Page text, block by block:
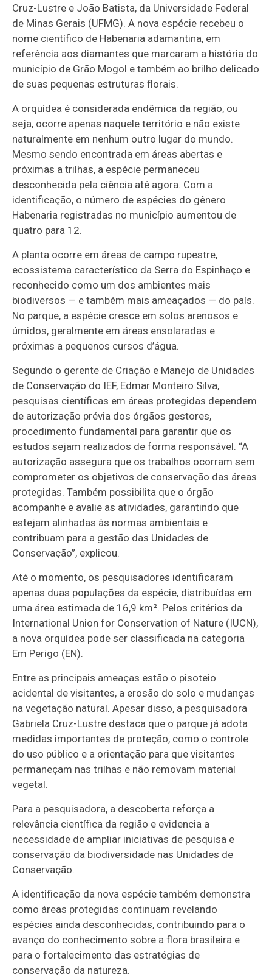
Cruz-Lustre e João Batista, da Universidade Federal
de Minas Gerais (UFMG). A nova espécie recebeu o
nome científico de Habenaria adamantina, em
referência aos diamantes que marcaram a história do
município de Grão Mogol e também ao brilho delicado
de suas pequenas estruturas florais.
A orquídea é considerada endêmica da região, ou
seja, ocorre apenas naquele território e não existe
naturalmente em nenhum outro lugar do mundo.
Mesmo sendo encontrada em áreas abertas e
próximas a trilhas, a espécie permaneceu
desconhecida pela ciência até agora. Com a
identificação, o número de espécies do gênero
Habenaria registradas no município aumentou de
quatro para 12.
A planta ocorre em áreas de campo rupestre,
ecossistema característico da Serra do Espinhaço e
reconhecido como um dos ambientes mais
biodiversos — e também mais ameaçados — do país.
No parque, a espécie cresce em solos arenosos e
úmidos, geralmente em áreas ensolaradas e
próximas a pequenos cursos d’água.
Segundo o gerente de Criação e Manejo de Unidades
de Conservação do IEF, Edmar Monteiro Silva,
pesquisas científicas em áreas protegidas dependem
de autorização prévia dos órgãos gestores,
procedimento fundamental para garantir que os
estudos sejam realizados de forma responsável. “A
autorização assegura que os trabalhos ocorram sem
comprometer os objetivos de conservação das áreas
protegidas. Também possibilita que o órgão
acompanhe e avalie as atividades, garantindo que
estejam alinhadas às normas ambientais e
contribuam para a gestão das Unidades de
Conservação”, explicou.
Até o momento, os pesquisadores identificaram
apenas duas populações da espécie, distribuídas em
uma área estimada de 16,9 km². Pelos critérios da
International Union for Conservation of Nature (IUCN),
a nova orquídea pode ser classificada na categoria
Em Perigo (EN).
Entre as principais ameaças estão o pisoteio
acidental de visitantes, a erosão do solo e mudanças
na vegetação natural. Apesar disso, a pesquisadora
Gabriela Cruz-Lustre destaca que o parque já adota
medidas importantes de proteção, como o controle
do uso público e a orientação para que visitantes
permaneçam nas trilhas e não removam material
vegetal.
Para a pesquisadora, a descoberta reforça a
relevância científica da região e evidencia a
necessidade de ampliar iniciativas de pesquisa e
conservação da biodiversidade nas Unidades de
Conservação.
A identificação da nova espécie também demonstra
como áreas protegidas continuam revelando
espécies ainda desconhecidas, contribuindo para o
avanço do conhecimento sobre a flora brasileira e
para o fortalecimento das estratégias de
conservação da natureza.